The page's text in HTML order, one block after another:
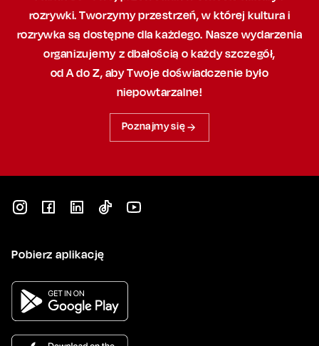
rozrywki. Tworzymy przestrzeń,w której kultura i
rozrywka są dostępne dla każdego. Nasze wydarzenia
organizujemy z dbałością o każdy szczegół,
od A do Z, abyTwoje doświadczenie było
niepowtarzalne!
Poznajmy się
Pobierz aplikację